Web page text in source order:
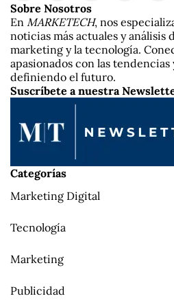
Sobre Nosotros
En MARKETECH, nos
noticias más actuales y análisis
marketing y la tecnología.
apasionados con las
definiendo el futuro.
Suscríbete a nuestra
Categorías
Marketing Digital
Tecnología
Marketing
Publicidad